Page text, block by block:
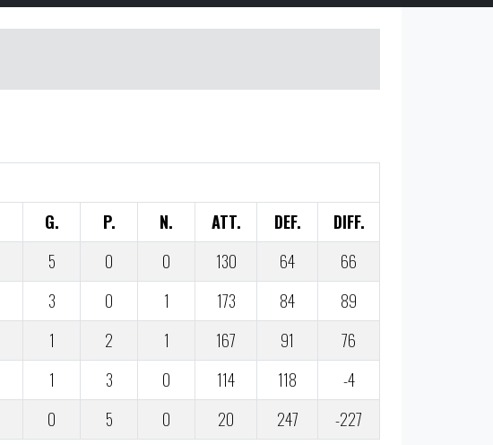
G. P. N. ATT. DEF.
DIFF.
5 0 0 130 64
66
3 0 1 173 84
89
1 2 1 167 91
76
1 3 0 114 118
-4
0 5 0 20 247 -227